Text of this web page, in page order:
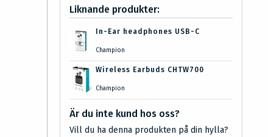
Liknande produkter:
In-Ear headphones USB-C
Champion
Wireless Earbuds CHTW700
Champion
Är du inte kund hos oss?
Vill du ha denna produkten på din hylla?